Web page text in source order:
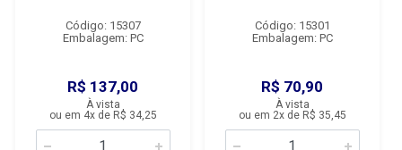
Código: 15307
Embalagem: PC
R$ 137,00
À vista
ou em 4x de R$ 34,25
Código: 15301
Embalagem: PC
R$ 70,90
À vista
ou em 2x de R$ 35,45